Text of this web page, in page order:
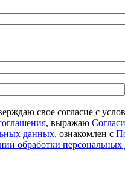
свое согласие с
, выражаю
данных, ознакомлен с
обработки